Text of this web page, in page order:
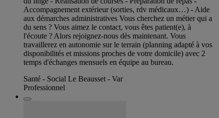
Accompagnement extérieur (sorties, rdv médicaux…) - Aide
aux démarches administratives Vous cherchez un métier qui a
du sens ? Vous aimez le contact, vous êtes patient(e), à
l'écoute ? Alors rejoignez-nous dès maintenant. Vous
travaillerez en autonomie sur le terrain (planning adapté à vos
disponibilités et missions proches de votre domicile) avec 2
temps d'échanges mensuels en équipe au bureau.
Santé - Social Le Beausset - Var
Professionnel